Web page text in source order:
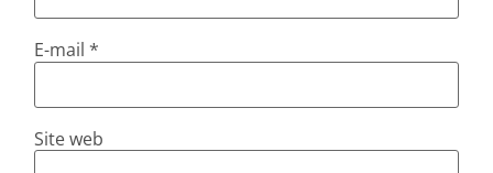
E-mail*
Site web